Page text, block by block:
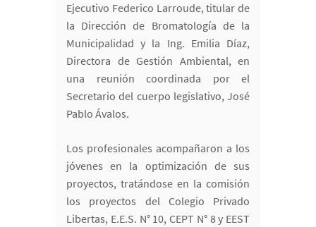
Ejecutivo Federico Larroude, titular de
la Dirección de Bromatología de la
Municipalidad y la Ing. Emilia Díaz,
Directora de Gestión Ambiental, en
una reunión coordinada por el
Secretario del cuerpo legislativo, José
Pablo Ávalos.
Los profesionales acompañaron a los
jóvenes en la optimización de sus
proyectos, tratándose en la comisión
los proyectos del Colegio Privado
Libertas, E.E.S. N° 10, CEPT N° 8 y EEST